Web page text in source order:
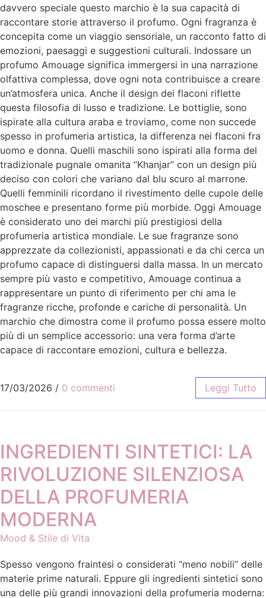
davvero speciale questo marchio è la sua capacità di
raccontare storie attraverso il profumo. Ogni fragranza è
concepita come un viaggio sensoriale, un racconto fatto di
emozioni, paesaggi e suggestioni culturali. Indossare un
profumo Amouage significa immergersi in una narrazione
olfattiva complessa, dove ogni nota contribuisce a creare
un’atmosfera unica. Anche il design dei flaconi riflette
questa filosofia di lusso e tradizione. Le bottiglie, sono
ispirate alla cultura araba e troviamo, come non succede
spesso in profumeria artistica, la differenza nei flaconi fra
uomo e donna. Quelli maschili sono ispirati alla forma del
tradizionale pugnale omanita “Khanjar” con un design più
deciso con colori che variano dal blu scuro al marrone.
Quelli femminili ricordano il rivestimento delle cupole delle
moschee e presentano forme più morbide. Oggi Amouage
è considerato uno dei marchi più prestigiosi della
profumeria artistica mondiale. Le sue fragranze sono
apprezzate da collezionisti, appassionati e da chi cerca un
profumo capace di distinguersi dalla massa. In un mercato
sempre più vasto e competitivo, Amouage continua a
rappresentare un punto di riferimento per chi ama le
fragranze ricche, profonde e cariche di personalità. Un
marchio che dimostra come il profumo possa essere molto
più di un semplice accessorio: una vera forma d’arte
capace di raccontare emozioni, cultura e bellezza.
17/03/2026 / 0 commenti Leggi Tutto
INGREDIENTI SINTETICI: LA
RIVOLUZIONE SILENZIOSA
DELLA PROFUMERIA
MODERNA
Mood & Stile di Vita
Spesso vengono fraintesi o considerati “meno nobili” delle
materie prime naturali. Eppure gli ingredienti sintetici sono
una delle più grandi innovazioni della profumeria moderna: